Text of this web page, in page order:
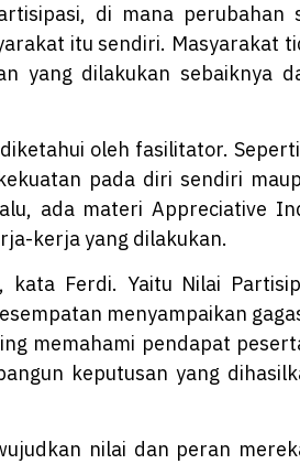
di mana perubahan
itu sendiri. Masyarakat
yang dilakukan sebaiknya
oleh fasilitator.
pada diri sendiri
ada materi Appreciative
kerja yang dilakukan.
Ferdi. Yaitu Nilai
menyampaikan
memahami pendapat
keputusan yang
nilai dan peran